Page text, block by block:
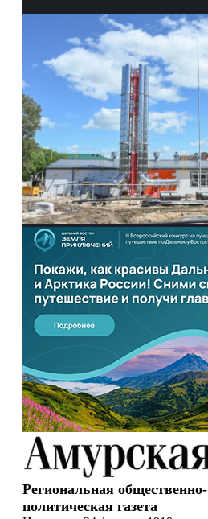
Региональная общественно-
политическая газета